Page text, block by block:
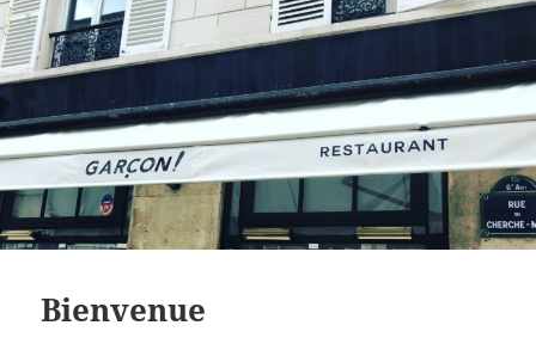
Bienvenue